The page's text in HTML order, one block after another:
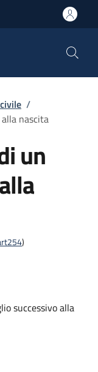
/
nascita
un
)
successivo alla